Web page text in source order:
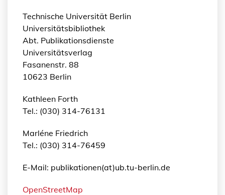
Technische Universität Berlin
Universitätsbibliothek
Abt. Publikationsdienste
Universitätsverlag
Fasanenstr. 88
10623 Berlin
Kathleen Forth
Tel.: (030) 314-76131
Marléne Friedrich
Tel.: (030) 314-76459
E-Mail: publikationen(at)ub.tu-berlin.de
OpenStreetMap